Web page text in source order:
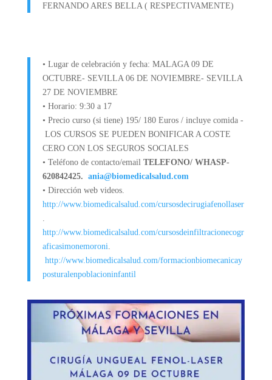
FERNANDO ARES BELLA ( RESPECTIVAMENTE)
• Lugar de celebración y fecha: MALAGA 09 DE
OCTUBRE- SEVILLA 06 DE NOVIEMBRE- SEVILLA
27 DE NOVIEMBRE
• Horario: 9:30 a 17
• Precio curso (si tiene) 195/ 180 Euros / incluye comida -
LOS CURSOS SE PUEDEN BONIFICAR A COSTE
CERO CON LOS SEGUROS SOCIALES
• Teléfono de contacto/email TELEFONO/ WHASP-
620842425. ania@biomedicalsalud.com
• Dirección web videos.
http://www.biomedicalsalud.com/cursosdecirugiafenollaser
http://www.biomedicalsalud.com/cursosdeinfiltracionecogr
aficasimonemoroni
http://www.biomedicalsalud.com/formacionbiomecanicay
posturalenpoblacioninfantil